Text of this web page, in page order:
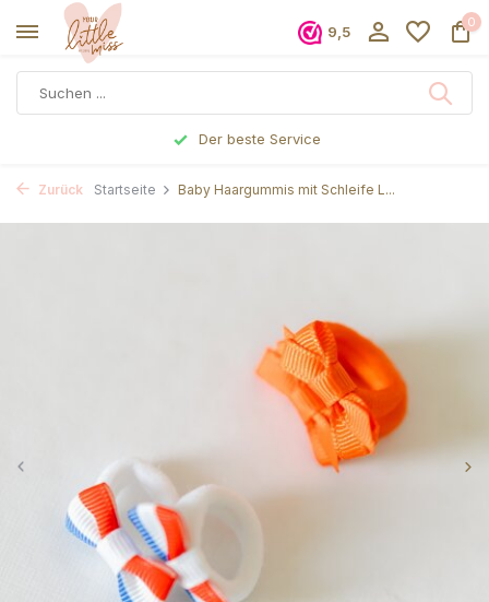
9,5
0
Der beste Service
Zurück Startseite Baby Haargummis mit Schleife L...